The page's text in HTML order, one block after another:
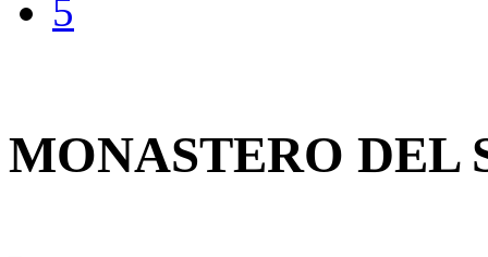
5
MONASTERO DEL